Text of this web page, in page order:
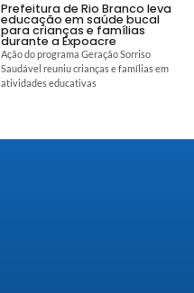
Prefeitura de Rio Branco leva
educação em saúde bucal
para crianças e famílias
durante a Expoacre
Ação do programa Geração Sorriso
Saudável reuniu crianças e famílias em
atividades educativas